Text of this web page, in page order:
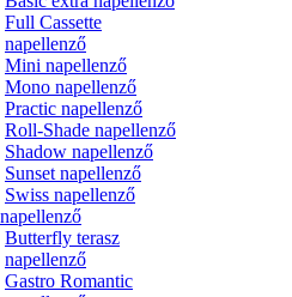
Full Cassette
napellenző
Mini napellenző
Mono napellenző
Practic napellenző
Roll-Shade napellenző
Shadow napellenző
Sunset napellenző
Swiss napellenző
Butterfly terasz
napellenző
Gastro Romantic